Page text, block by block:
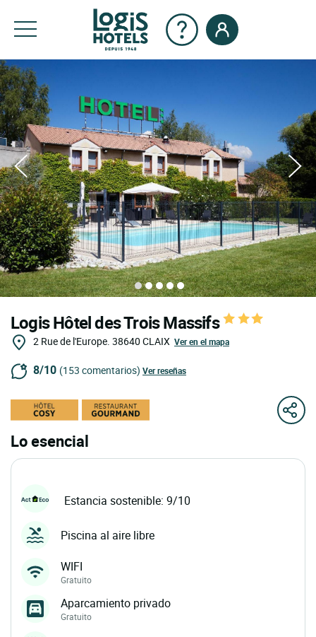
Logis Hôtel des Trois Massifs
2 Rue de l'Europe. 38640 CLAIX Ver en el mapa
8/10 (153 comentarios) Ver reseñas
Lo esencial
Estancia sostenible: 9/10
Piscina al aire libre
WIFI
Gratuito
Aparcamiento privado
Gratuito